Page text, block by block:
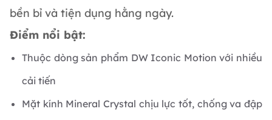
bền bỉ và tiện dụng hằng ngày.
Điểm nổi bật:
Thuộc dòng sản phẩm DW Iconic Motion với nhiều
cải tiến
Mặt kính Mineral Crystal chịu lực tốt, chống va đập